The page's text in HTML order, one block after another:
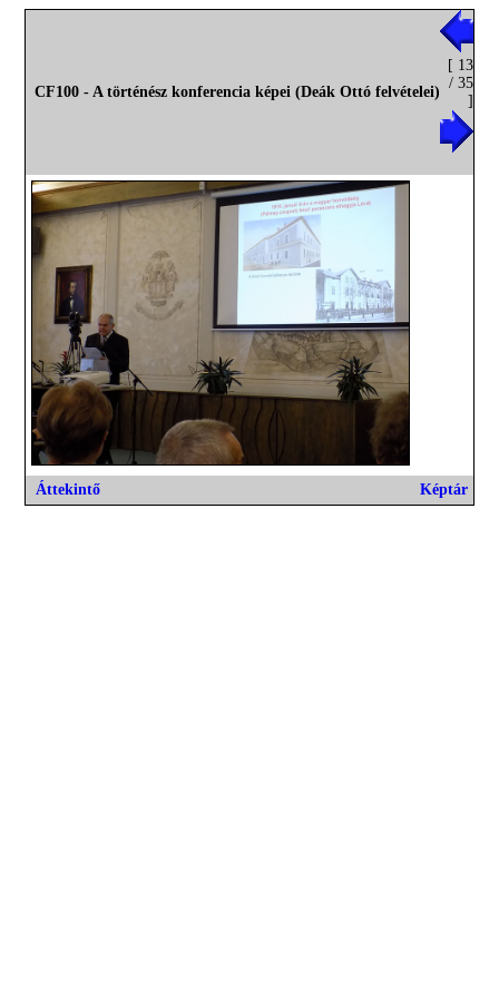
CF100 - A történész konferencia képei (Deák Ottó felvételei)
[ 13
/ 35
]
Áttekintő Képtár